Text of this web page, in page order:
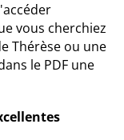
vous cherchiez
Thérèse ou une
le PDF une